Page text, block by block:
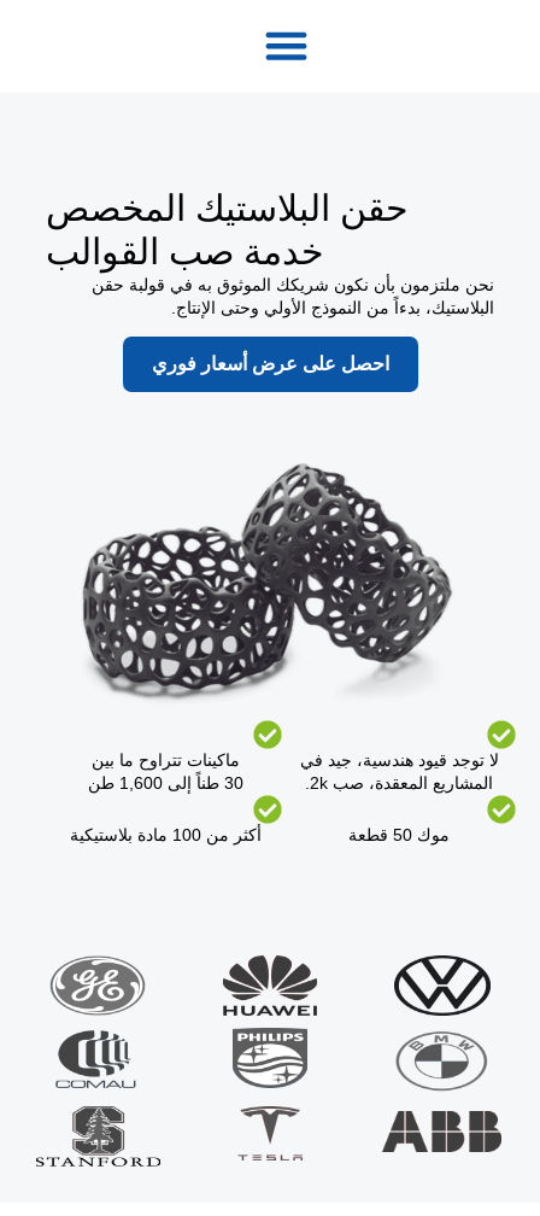
حقن البلاستيك المخصص
خدمة صب القوالب
نحن ملتزمون بأن نكون شريكك الموثوق به في قولبة حقن
البلاستيك، بدءاً من النموذج الأولي وحتى الإنتاج.
احصل على عرض أسعار فوري
لا توجد قيود هندسية، جيد في
المشاريع المعقدة، صب 2k.
ماكينات تتراوح ما بين
30 طناً إلى 1,600 طن
موك 50 قطعة أكثر من 100 مادة بلاستيكية